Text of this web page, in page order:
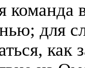
команда
для
как